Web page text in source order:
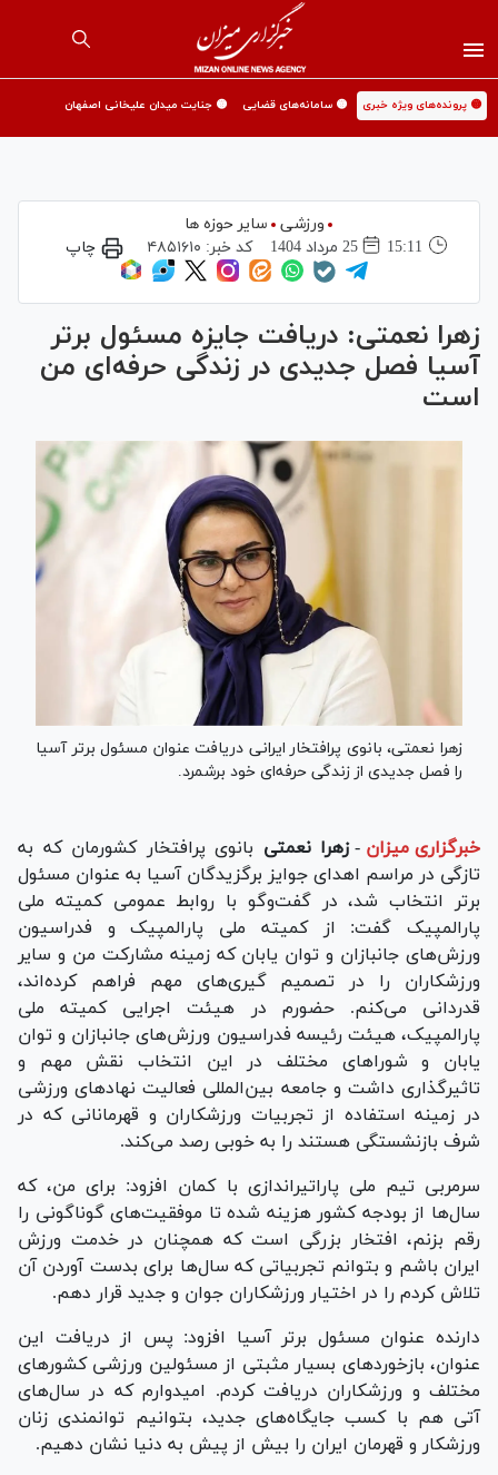
🟡 پرونده‌های ویژه خبری 🟡 سامانه‌های قضایی 🟡 جنایت میدان علیخانی اصفهان
ورزشی
سایر حوزه ها
15:11
25 مرداد 1404 کد خبر: ۴۸۵۱۶۱۰ چاپ
زهرا نعمتی: دریافت جایزه مسئول برتر
آسیا فصل جدیدی در زندگی حرفه‌ای من
است
زهرا نعمتی، بانوی پرافتخار ایرانی دریافت عنوان مسئول برتر آسیا
را فصل جدیدی از زندگی حرفه‌ای خود برشمرد.
خبرگزاری میزان - زهرا نعمتی بانوی پرافتخار کشورمان که به
تازگی در مراسم اهدای جوایز برگزیدگان آسیا به عنوان مسئول
برتر انتخاب شد، در گفت‌و‌گو با روابط عمومی کمیته ملی
پارالمپیک گفت: از کمیته ملی پارالمپیک و فدراسیون
ورزش‌های جانبازان و توان یابان که زمینه مشارکت من و سایر
ورزشکاران را در تصمیم گیری‌های مهم فراهم کرده‌اند،
قدردانی می‌کنم. حضورم در هیئت اجرایی کمیته ملی
پارالمپیک، هیئت رئیسه فدراسیون ورزش‌های جانبازان و توان
یابان و شورا‌های مختلف در این انتخاب نقش مهم و
تاثیرگذاری داشت و جامعه بین‌المللی فعالیت نهاد‌های ورزشی
در زمینه استفاده از تجربیات ورزشکاران و قهرمانانی که در
شرف بازنشستگی هستند را به خوبی رصد می‌کند.
سرمربی تیم ملی پاراتیراندازی با کمان افزود: برای من، که
سال‌ها از بودجه کشور هزینه شده تا موفقیت‌های گوناگونی را
رقم بزنم، افتخار بزرگی است که همچنان در خدمت ورزش
ایران باشم و بتوانم تجربیاتی که سال‌ها برای بدست آوردن آن
تلاش کردم را در اختیار ورزشکاران جوان و جدید قرار دهم.
دارنده عنوان مسئول برتر آسیا افزود: پس از دریافت این
عنوان، بازخورد‌های بسیار مثبتی از مسئولین ورزشی کشور‌های
مختلف و ورزشکاران دریافت کردم. امیدوارم که در سال‌های
آتی هم با کسب جایگاه‌های جدید، بتوانیم توانمندی زنان
ورزشکار و قهرمان ایران را بیش از پیش به دنیا نشان دهیم.